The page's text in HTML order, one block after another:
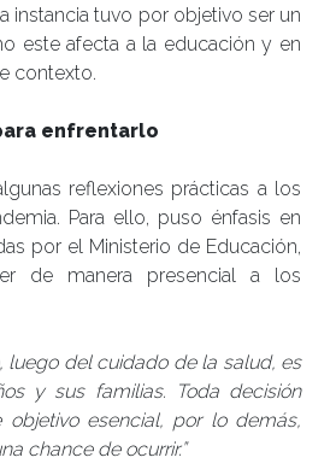
instancia tuvo por objetivo ser un
este afecta a la educación y en
contexto.
enfrentarlo
reflexiones prácticas a los
Para ello, puso énfasis en
por el Ministerio de Educación,
de manera presencial a los
luego del cuidado de la salud, es
y sus familias. Toda decisión
esencial, por lo demás,
chance de ocurrir.”